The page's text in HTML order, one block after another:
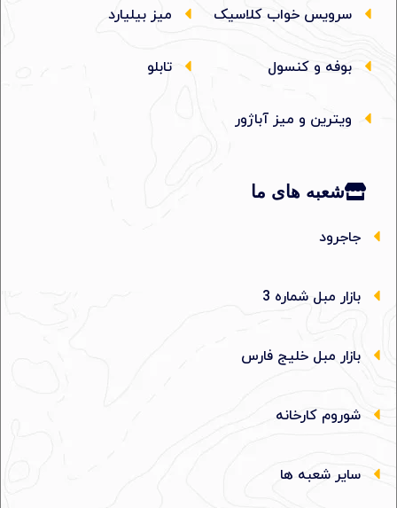
سرویس خواب کلاسیک
بوفه و کنسول
ویترین و میز آباژور
میز بیلیارد
تابلو
شعبه های ما
جاجرود
بازار مبل شماره 3
بازار مبل خلیج فارس
شوروم کارخانه
سایر شعبه ها